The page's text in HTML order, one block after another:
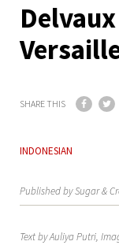
SHARE THIS
INDONESIAN
Published by Sugar &
Text by Auliya Putri,